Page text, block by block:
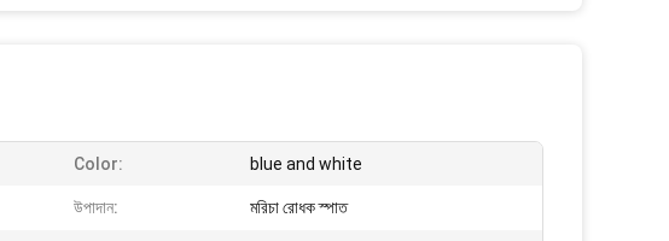
Color: blue and white
উপাদান: মরিচা রোধক স্পাত